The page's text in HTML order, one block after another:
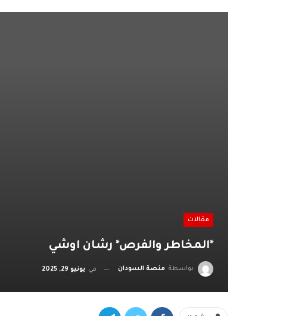
مقالات
*المخاطر والفرص* رشان اوشي
بواسطة منصة السودان في يونيو 29, 2025